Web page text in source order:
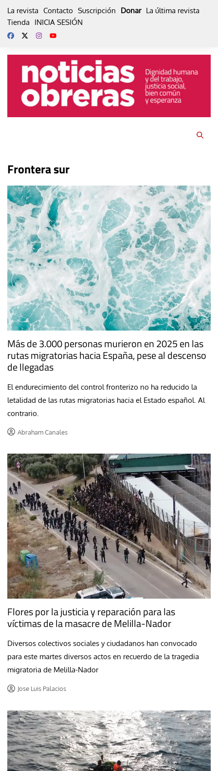
La revista Contacto Suscripción Donar La última revista
Tienda
INICIA SESIÓN
Frontera sur
Más de 3.000 personas murieron en 2025 en las
rutas migratorias hacia España, pese al descenso
de llegadas
El endurecimiento del control fronterizo no ha reducido la
letalidad de las rutas migratorias hacia el Estado español. Al
contrario.
Abraham Canales
Flores por la justicia y reparación para las
víctimas de la masacre de Melilla-Nador
Diversos colectivos sociales y ciudadanos han convocado
para este martes diversos actos en recuerdo de la tragedia
migratoria de Melilla-Nador
Jose Luis Palacios